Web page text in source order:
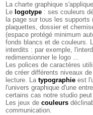
La charte graphique
Le logotype : ses couleurs
la page sur tous les
plaquettes, dossier et
(espace protégé minimum
fonds blancs et de couleurs.
interdits : par exemple,
redimensionner le logo ...
Les polices de caractères
de créer différents niveaux
lecture. Latypographie est
l'univers graphique d'une
certains cas notre studio
Les jeux decouleurs
communication.